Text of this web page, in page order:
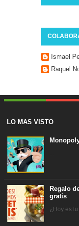
Ismael
Raquel
LO MAS VISTO
...
Regalo
gratis
¿Hoy es tu